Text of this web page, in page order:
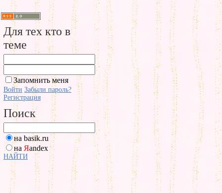
Для тех кто в
теме
Запомнить меня
Войти Забыли пароль?
Регистрация
Поиск
на basik.ru
на Яandex
НАЙТИ